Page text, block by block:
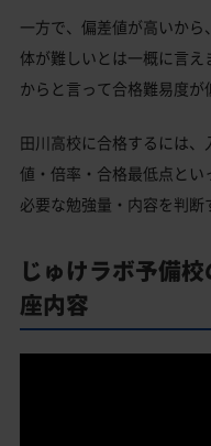
一方で、偏差値が高いか
体が難しいとは一概に言
からと言って合格難易度が
田川高校に合格するには
値・倍率・合格最低点と
必要な勉強量・内容を判断
じゅけラボ予備
座内容